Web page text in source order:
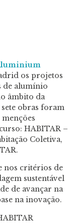
os projetos
de alumínio
âmbito da
sete obras foram
HABITAR –
Coletiva,
nos critérios de
sustentável
de avançar na
na inovação.